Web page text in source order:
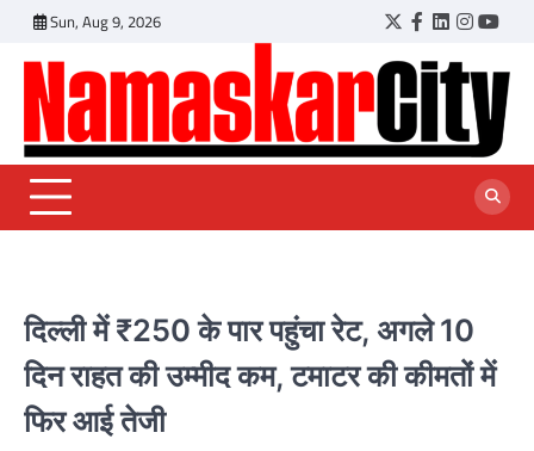
content
Sun, Aug 9, 2026 Twitter
Facebook
LinkedIn
दिल्ली में ₹250 के पार पहुंचा रेट, अगले 10
दिन राहत की उम्मीद कम, टमाटर की कीमतों में
फिर आई तेजी